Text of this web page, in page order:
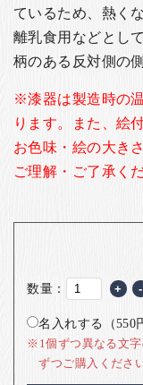
English
ているため、熱く
離乳食用などとし
柄のある反対側の
※漆器は製造時の
ります。また、絵
お色味・絵の大き
ご理解・ご了承く
数量： + -
名入れする（550
※1個ずつ異なる文
ずつご購入ください